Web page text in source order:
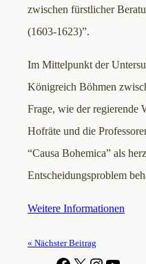
zwischen fürstlicher
(1603-1623)”.
Im Mittelpunkt der
Königreich Böhmen
Frage, wie der regierende
Hofräte und die
“Causa Bohemica” als
Entscheidungsproblem
Weitere Informationen
« Nächster Beitrag
F
X
I